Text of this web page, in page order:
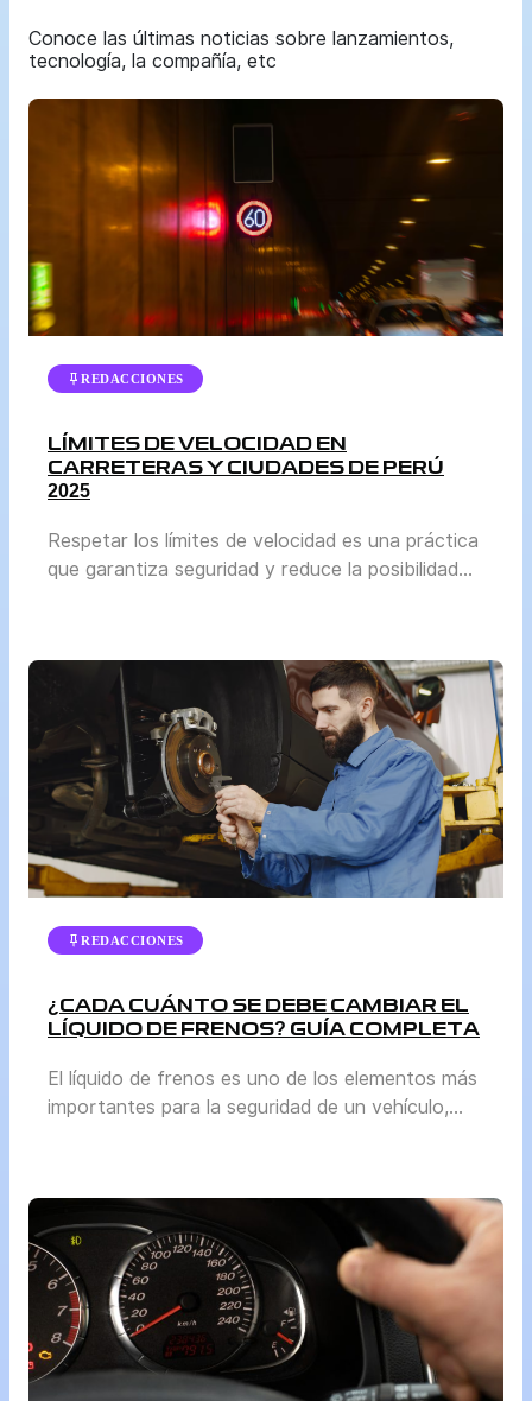
Conoce las últimas noticias sobre lanzamientos,
tecnología, la compañía, etc
REDACCIONES
LÍMITES DE VELOCIDAD EN
CARRETERAS Y CIUDADES DE PERÚ
2025
Respetar los límites de velocidad es una práctica
que garantiza seguridad y reduce la posibilidad
parque automotor y a las condiciones reales de
tránsito en cada región. El Ministerio de
Transportes y Comunicaciones (MTC) y la
Superintendencia de Transporte Terrestre de […]
REDACCIONES
¿CADA CUÁNTO SE DEBE CAMBIAR EL
LÍQUIDO DE FRENOS? GUÍA COMPLETA
El líquido de frenos es uno de los elementos más
importantes para la seguridad de un vehículo,
o la revisión de llantas. Sin embargo, mantenerlo
en buen estado es vital para garantizar que el
sistema de frenos funcione correctamente. En
esta […]